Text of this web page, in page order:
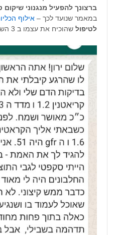
ברצונך להפעיל מנגנוני שיקום
במאמר שנועד לכך – אילוף
לטיפול שהוכיח את עצמו ב 3 השנים האחרונות.